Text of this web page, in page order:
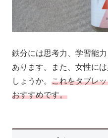
鉄分には思考力、学習能
あります。また、女性に
しょうか。 これをタブレ
おすすめです。